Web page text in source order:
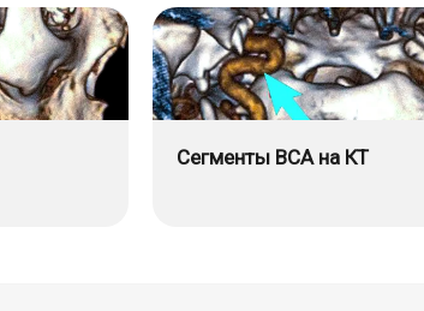
Сегменты ВСА на КТ